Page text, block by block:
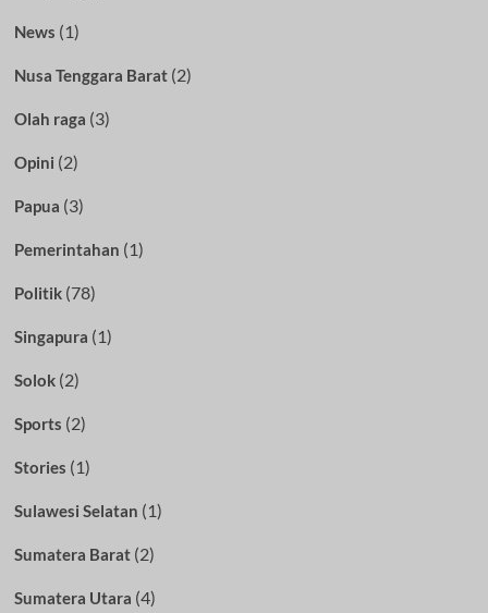
News (1)
Nusa Tenggara Barat(2)
Olah raga (3)
Opini (2)
Papua (3)
Pemerintahan (1)
Politik(78)
Singapura (1)
Solok(2)
Sports (2)
Stories (1)
Sulawesi Selatan (1)
Sumatera Barat(2)
Sumatera Utara (4)